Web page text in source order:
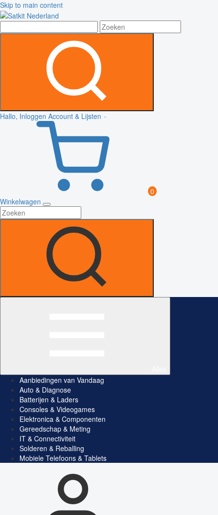
Skip to main content
Hallo, Inloggen Account & Lijsten
0
Winkelwagen
Aanbiedingen van Vandaag
Auto & Diagnose
Batterijen & Laders
Consoles & Videogames
Elektronica & Componenten
Gereedschap & Meting
IT & Connectiviteit
Solderen & Reballing
Mobiele Telefoons & Tablets